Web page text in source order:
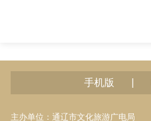
手机版
主办单位：通辽市文化旅游广电局